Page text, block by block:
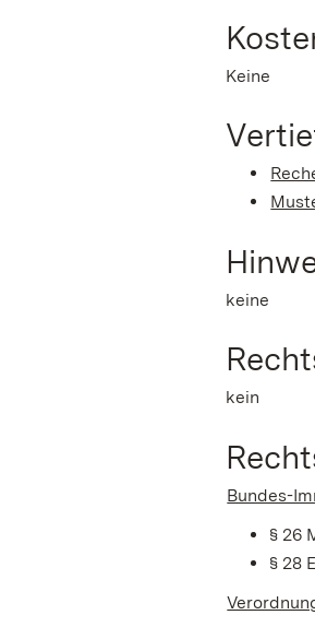
Keine
keine
kein
Bundes-
§ 26
§ 28